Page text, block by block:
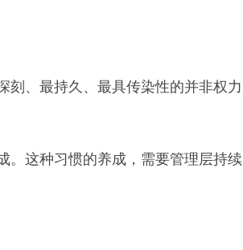
刻、最持久、最具传染性的并非权力
。这种习惯的养成，需要管理层持续